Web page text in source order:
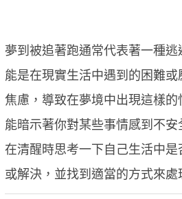
夢到被追著跑通常代表著一種逃
能是在現實生活中遇到的困難
焦慮，導致在夢境中出現這樣的
能暗示著你對某些事情感到不
在清醒時思考一下自己生活中
或解決，並找到適當的方式來處